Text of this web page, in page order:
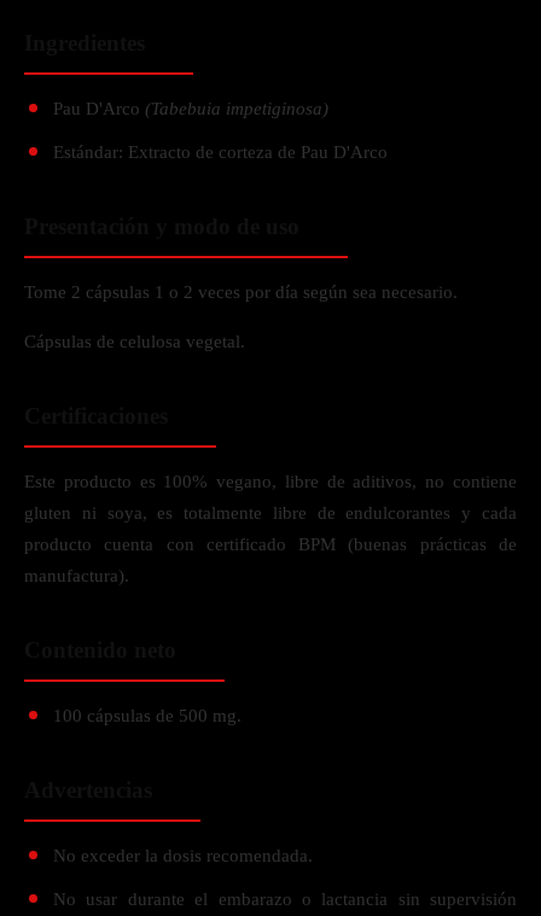
Pau D'Arco (Tabebuia impetiginosa)
Estándar: Extracto de corteza de Pau D'Arco
Tome 2 cápsulas 1 o 2 veces por día según sea necesario.
Cápsulas de celulosa vegetal.
Este producto es 100% vegano, libre de aditivos, no contiene
gluten ni soya, es totalmente libre de endulcorantes y cada
producto cuenta con certificado BPM (buenas prácticas de
manufactura).
100 cápsulas de 500 mg.
No exceder la dosis recomendada.
No usar durante el embarazo o lactancia sin supervisión